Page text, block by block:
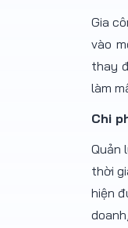
Gia
vào
thay
làm
Chi
Quản
thời
hiện